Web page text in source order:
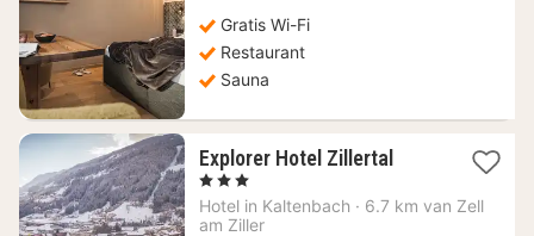
Gratis Wi-Fi
Restaurant
Sauna
Explorer Hotel Zillertal1
vanaf
, 3 Sterren
Hotel in Kaltenbach · 6.7 km van Zell
am Ziller